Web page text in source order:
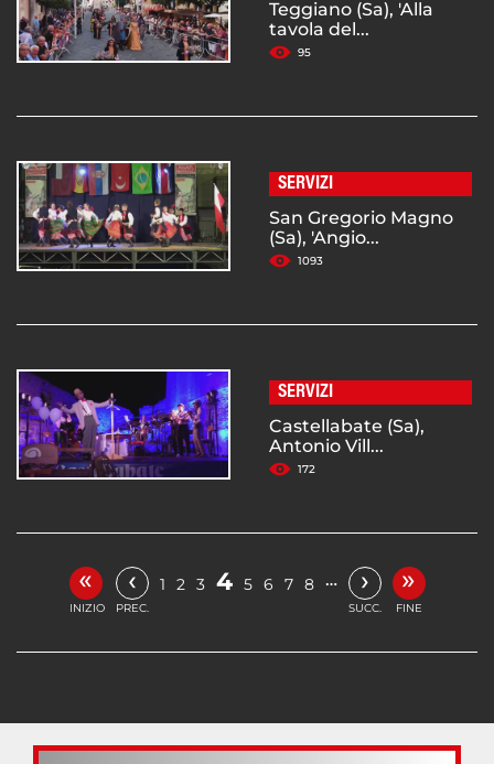
Teggiano (Sa), 'Alla
tavola del...
95
SERVIZI
San Gregorio Magno
(Sa), 'Angio...
1093
SERVIZI
Castellabate (Sa),
Antonio Vill...
172
«
INIZIO
‹
PREC.
1 2 3 4 5 6 7 8 … ›
SUCC.
»
FINE